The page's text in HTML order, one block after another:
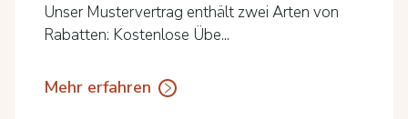
Unser Mustervertrag enthält zwei Arten von
Rabatten: Kostenlose Übe...
Mehr erfahren